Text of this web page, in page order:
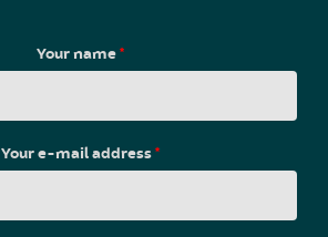
Your name*
Your e-mail address*